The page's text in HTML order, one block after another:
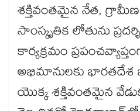
శక్తివంతమైన నేత,
సాంస్కృతిక లోతును
కార్యక్రమం
అభిమానులకు
యొక్క శక్తివంతమైన